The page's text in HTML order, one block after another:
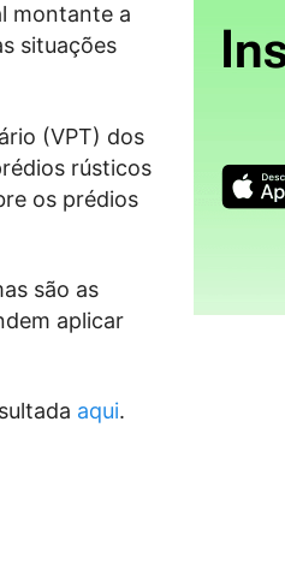
montante a
situações
(VPT) dos
rústicos
os prédios
são as
aplicar
aqui.